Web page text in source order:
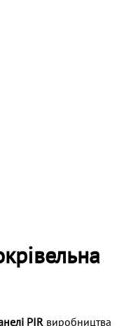
PIR виробництва